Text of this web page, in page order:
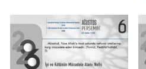
Kilis Müftülüğü
Kırıkkale Müftülüğü